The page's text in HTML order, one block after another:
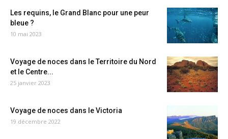
Les requins, le Grand Blanc pour une peur
bleue ?
10 mai 2023
Voyage de noces dans le Territoire du Nord
et le Centre...
25 janvier 2023
Voyage de noces dans le Victoria
19 décembre 2022